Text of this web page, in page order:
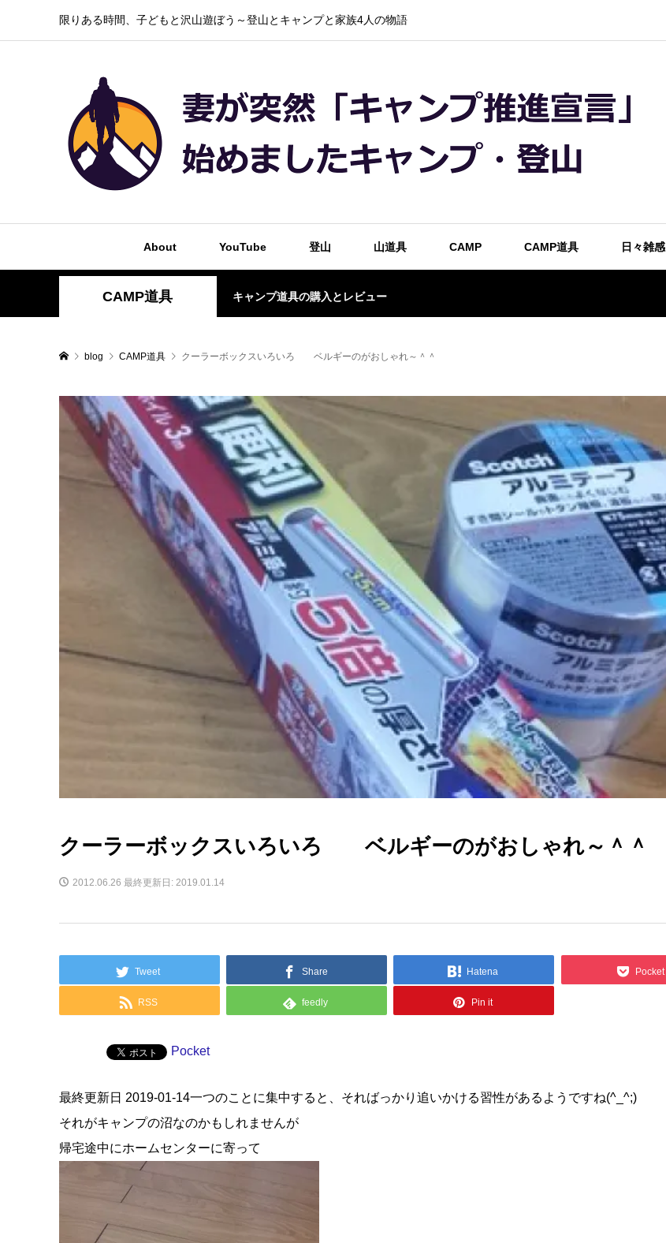
限りある時間、子どもと沢山遊ぼう～登山とキャンプと家族4人の物語
About YouTube 登山 山道具 CAMP CAMP道具 日々雑感
CAMP道具 キャンプ道具の購入とレビュー
blog CAMP道具 クーラーボックスいろいろ ベルギーのがおしゃれ～＾＾
クーラーボックスいろいろ ベルギーのがおしゃれ～＾＾
2012.06.26 最終更新日: 2019.01.14
Tweet Share Hatena Pocket
RSS feedly Pin it
Pocket
最終更新日 2019-01-14一つのことに集中すると、そればっかり追いかける習性があるようですね(^_^;)
それがキャンプの沼なのかもしれませんが
帰宅途中にホームセンターに寄って